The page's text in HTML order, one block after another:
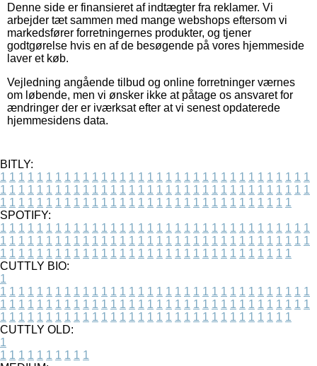
Denne side er finansieret af indtægter fra reklamer. Vi
arbejder tæt sammen med mange webshops eftersom vi
markedsfører forretningernes produkter, og tjener
godtgørelse hvis en af de besøgende på vores hjemmeside
laver et køb.
Vejledning angående tilbud og online forretninger værnes
om løbende, men vi ønsker ikke at påtage os ansvaret for
ændringer der er iværksat efter at vi senest opdaterede
hjemmesidens data.
BITLY:
1 1 1 1 1 1 1 1 1 1 1 1 1 1 1 1 1 1 1 1 1 1 1 1 1 1 1 1 1 1 1 1 1 1
1 1 1 1 1 1 1 1 1 1 1 1 1 1 1 1 1 1 1 1 1 1 1 1 1 1 1 1 1 1 1 1 1 1
1 1 1 1 1 1 1 1 1 1 1 1 1 1 1 1 1 1 1 1 1 1 1 1 1 1 1 1 1 1 1 1
SPOTIFY:
1 1 1 1 1 1 1 1 1 1 1 1 1 1 1 1 1 1 1 1 1 1 1 1 1 1 1 1 1 1 1 1 1 1
1 1 1 1 1 1 1 1 1 1 1 1 1 1 1 1 1 1 1 1 1 1 1 1 1 1 1 1 1 1 1 1 1 1
1 1 1 1 1 1 1 1 1 1 1 1 1 1 1 1 1 1 1 1 1 1 1 1 1 1 1 1 1 1 1 1
CUTTLY BIO:
1
1 1 1 1 1 1 1 1 1 1 1 1 1 1 1 1 1 1 1 1 1 1 1 1 1 1 1 1 1 1 1 1 1 1
1 1 1 1 1 1 1 1 1 1 1 1 1 1 1 1 1 1 1 1 1 1 1 1 1 1 1 1 1 1 1 1 1 1
1 1 1 1 1 1 1 1 1 1 1 1 1 1 1 1 1 1 1 1 1 1 1 1 1 1 1 1 1 1 1 1
CUTTLY OLD:
1
1 1 1 1 1 1 1 1 1 1